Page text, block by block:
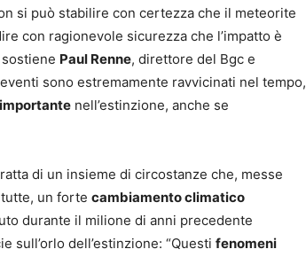
si può stabilire con certezza che il meteorite
con ragionevole sicurezza che l’impatto è
Paul Renne, direttore del Bgc e
sono estremamente ravvicinati nel tempo,
nell’estinzione, anche se
di un insieme di circostanze che, messe
tutte, un forte cambiamento climatico
durante il milione di anni precedente
sull’orlo dell’estinzione: “Questi fenomeni